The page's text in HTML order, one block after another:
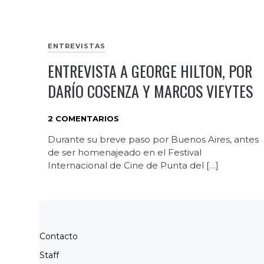
ENTREVISTAS
ENTREVISTA A GEORGE HILTON, POR
DARÍO COSENZA Y MARCOS VIEYTES
2 COMENTARIOS
Durante su breve paso por Buenos Aires, antes
de ser homenajeado en el Festival
Internacional de Cine de Punta del […]
Contacto
Staff